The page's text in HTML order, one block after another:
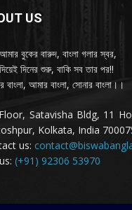
US
আমার বুকের বারুদ, বাংলা গলার স্বর,
দিনের শুরু, বাকি সব তার পর!!
বাংলা, আমার বাংলা, সোনার বাংলা।।
Satavisha Bldg, 11
Kolkata, India
us:
(+91) 92306 53970